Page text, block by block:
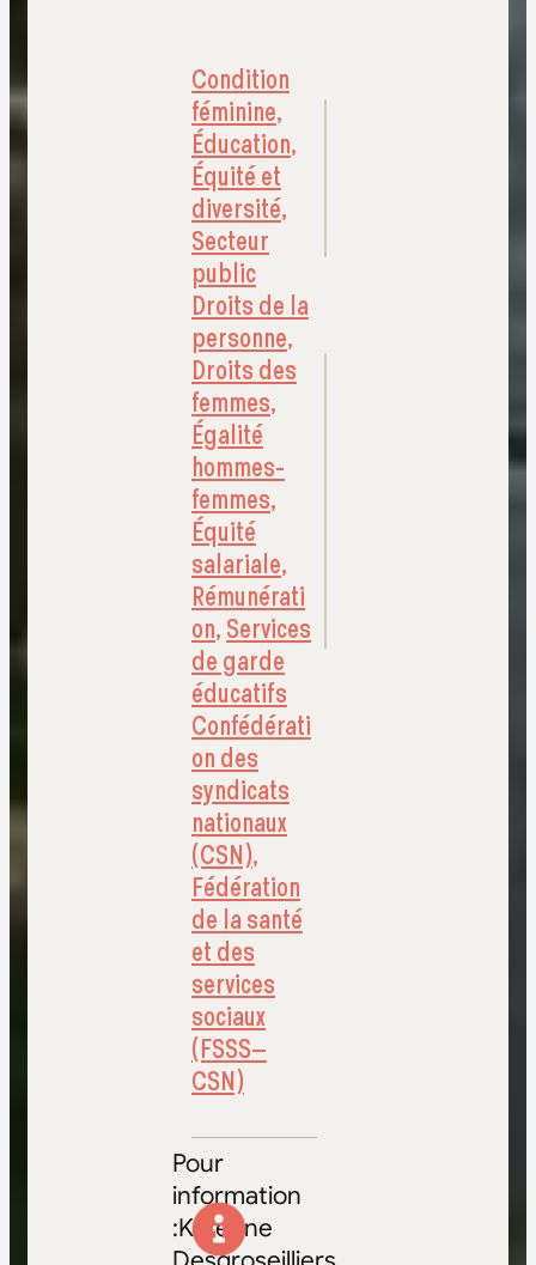
Condition
féminine,
Éducation,
Équité et
diversité,
Secteur
public
Droits de la
personne,
Droits des
femmes,
Égalité
hommes-
femmes,
Équité
salariale,
Rémunérati
on,Services
de garde
éducatifs
Confédérati
on des
syndicats
nationaux
(CSN),
Fédération
de la santé
et des
services
sociaux
(FSSS–
CSN)
Pour
information
:Katerine